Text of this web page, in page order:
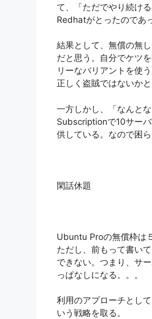
て、「ただでやり続け
Redhatがとったのであ
結果として、無償の無
だと思う。自分でケツ
リーなバリアントを使
正しく盗賊ではないかと
一方しかし、「なんと
Subscriptionで10サー
供している。なので困
閑話休題
Ubuntu Proの無償枠は
ただし、前もって書い
できない。つまり、サ
っぱなしになる。。。
利用のアプローチとし
いう戦略を取る。